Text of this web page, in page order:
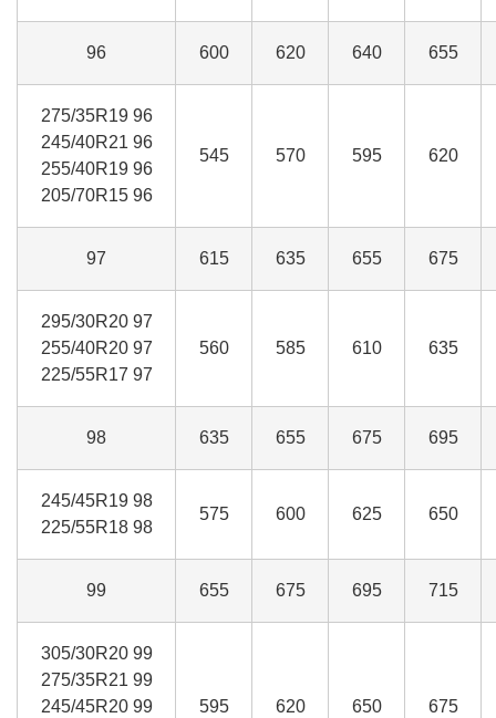
96 600 620 640 655
275/35R19 96
245/40R21 96
255/40R19 96
205/70R15 96
545 570 595 620
97 615 635 655 675
295/30R20 97
255/40R20 97
225/55R17 97
560 585 610 635
98 635 655 675 695
245/45R19 98
225/55R18 98
575 600 625 650
99 655 675 695 715
305/30R20 99
275/35R21 99
245/45R20 99
595 620 650 675